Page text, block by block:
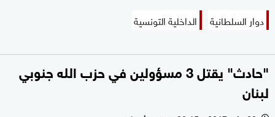
دوار السلطانية
الداخلية التونسية
"حادث" يقتل 3 مسؤولين في حزب الله جنوبي
لبنان